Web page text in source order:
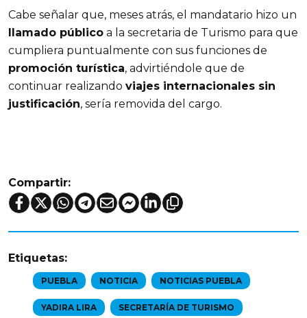
llamado público a la secretaria de Turismo para que
promoción turística, advirtiéndole que de
continuar realizando viajes internacionales sin
justificación, sería removida del cargo.
Compartir:
Etiquetas:
PUEBLA NOTICIA NOTICIAS PUEBLA
YADIRA LIRA SECRETARÍA DE TURISMO